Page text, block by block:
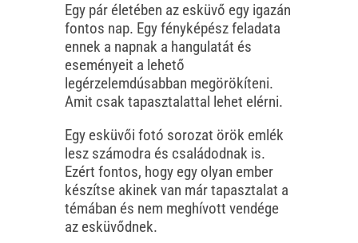
Egy pár életében az esküvő egy igazán
fontos nap. Egy fényképész feladata
ennek a napnak a hangulatát és
eseményeit a lehető
legérzelemdúsabban megörökíteni.
Amit csak tapasztalattal lehet elérni.
Egy esküvői fotó sorozat örök emlék
lesz számodra és családodnak is.
Ezért fontos, hogy egy olyan ember
készítse akinek van már tapasztalat a
témában és nem meghívott vendége
az esküvődnek.